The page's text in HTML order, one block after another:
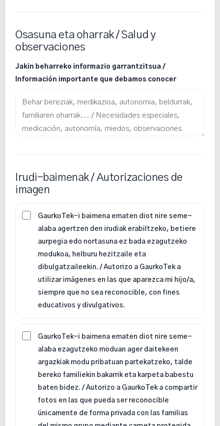
Osasuna eta oharrak / Salud y
observaciones
Jakin beharreko informazio garrantzitsua /
Información importante que debamos conocer
Irudi-baimenak / Autorizaciones de
imagen
GaurkoTek-i baimena ematen diot nire seme-
alaba agertzen den irudiak erabiltzeko, betiere
aurpegia edo nortasuna ez bada ezagutzeko
modukoa, helburu hezitzaile eta
dibulgatzaileekin. / Autorizo a GaurkoTek a
utilizar imágenes en las que aparezca mi hijo/a,
siempre que no sea reconocible, con fines
educativos y divulgativos.
GaurkoTek-i baimena ematen diot nire seme-
alaba ezagutzeko moduan ager daitekeen
argazkiak modu pribatuan partekatzeko, talde
bereko familiekin bakarrik eta karpeta babestu
baten bidez. / Autorizo a GaurkoTek a compartir
fotos en las que pueda ser reconocible
únicamente de forma privada con las familias